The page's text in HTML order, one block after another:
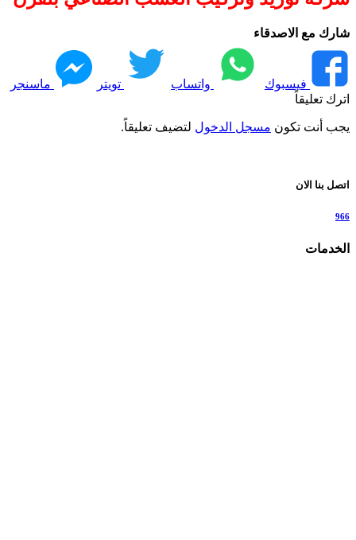
شارك مع الاصدقاء
فيسبوك واتساب تويتر ماسنجر
اترك تعليقاً
يجب أنت تكون مسجل الدخول لتضيف تعليقاً.
اتصل بنا الان
966
الخدمات